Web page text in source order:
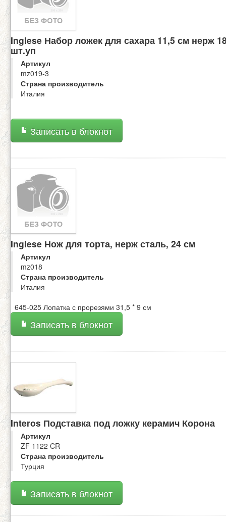
Inglese Набор ложек для сахара 11,5 см нерж
шт.уп
Артикул
mz019-3
Страна производитель
Италия
Записать в блокнот
Inglese Нож для торта, нерж сталь, 24 см
Артикул
mz018
Страна производитель
Италия
645-025 Лопатка с прорезями 31,5 * 9 см
Записать в блокнот
Interos Подставка под ложку керамич Корона
Артикул
ZF 1122 CR
Страна производитель
Турция
Записать в блокнот